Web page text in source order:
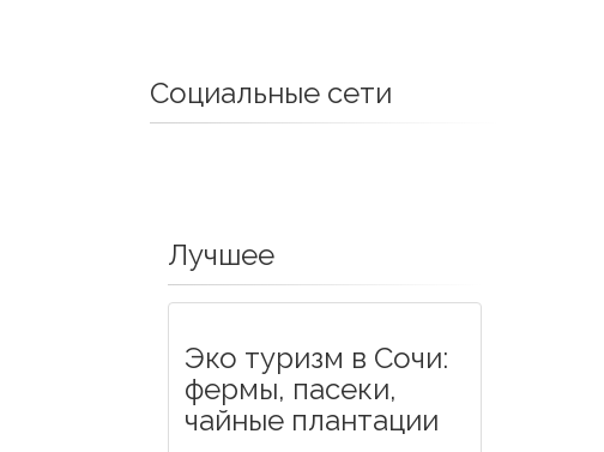
Социальные сети
Лучшее
Эко туризм в Сочи:
фермы, пасеки,
чайные плантации